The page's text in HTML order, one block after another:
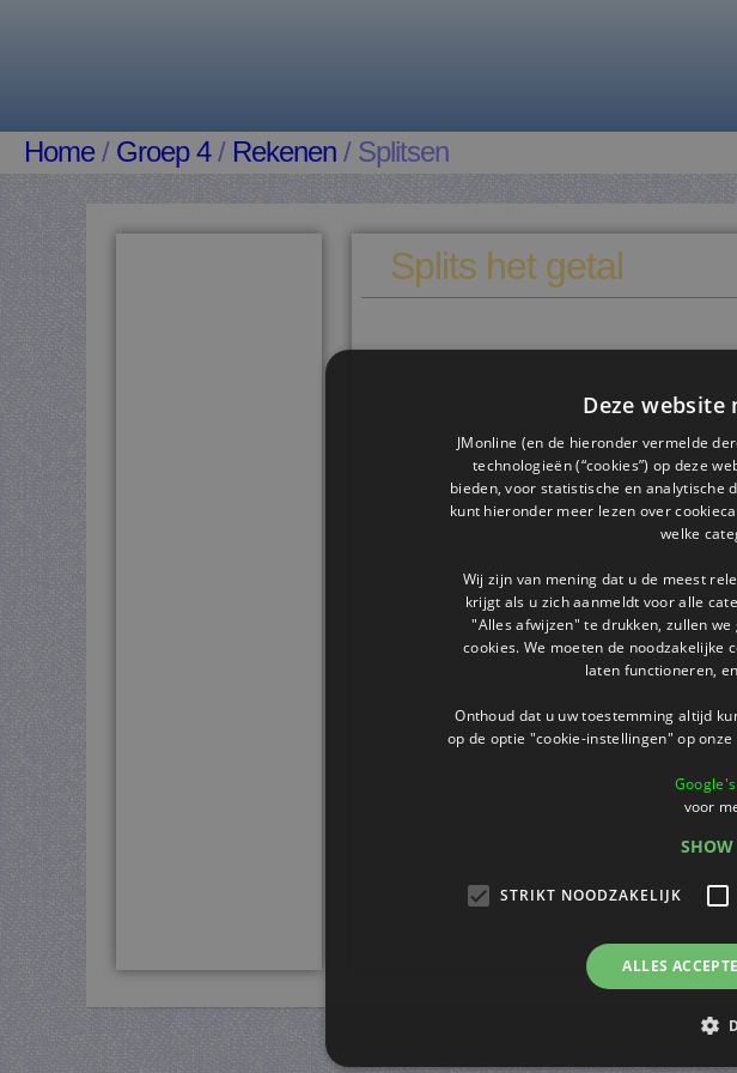
Home/ Groep 4/ Rekenen / Splitsen
Splits het getal
Deze website
JMonline (en de hieronder vermelde
technologieën (“cookies”) op deze
bieden, voor statistische en analytische
kunt hieronder meer lezen over
welke
Wij zijn van mening dat u de meest
krijgt als u zich aanmeldt voor alle
"Alles afwijzen" te drukken, zullen
cookies. We moeten de noodzakelijke
laten functioneren,
Onthoud dat u uw toestemming altijd
op de optie "cookie-instellingen" op
voor
SHOW
STRIKT NOODZAKELIJK
ALLES